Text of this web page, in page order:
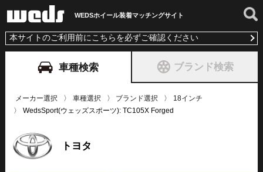
WEDSホイール装着マッチングサイト
本サイトのご利用前にこちらを必ずご確認ください
車種検索 ブランド検索
メーカー選択 車種選択 ブランド選択
18インチ
WedsSport(ウェッズスポーツ): TC105X Forged
トヨタ